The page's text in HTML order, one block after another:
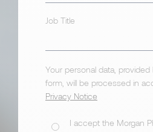
Job Title
Your personal data,
form, will be processed in
Privacy Notice
I accept the Morgan